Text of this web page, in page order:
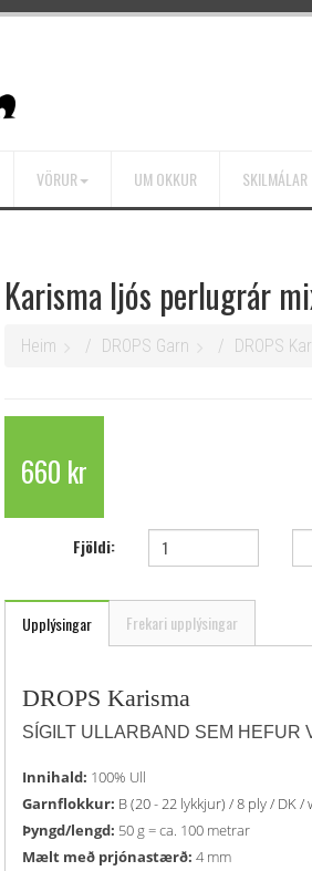
VÖRUR UM OKKUR SKILMÁLAR
Karisma ljós perlugrár
Heim DROPS Garn DROPS
660 kr
Fjöldi:
Upplýsingar Frekari upplýsingar
DROPS Karisma
SÍGILT ULLARBAND SEM
Innihald: 100% Ull
Garnflokkur: B (20 - 22 lykkjur) / 8 ply / DK /
Þyngd/lengd: 50 g = ca. 100 metrar
Mælt með prjónastærð: 4 mm